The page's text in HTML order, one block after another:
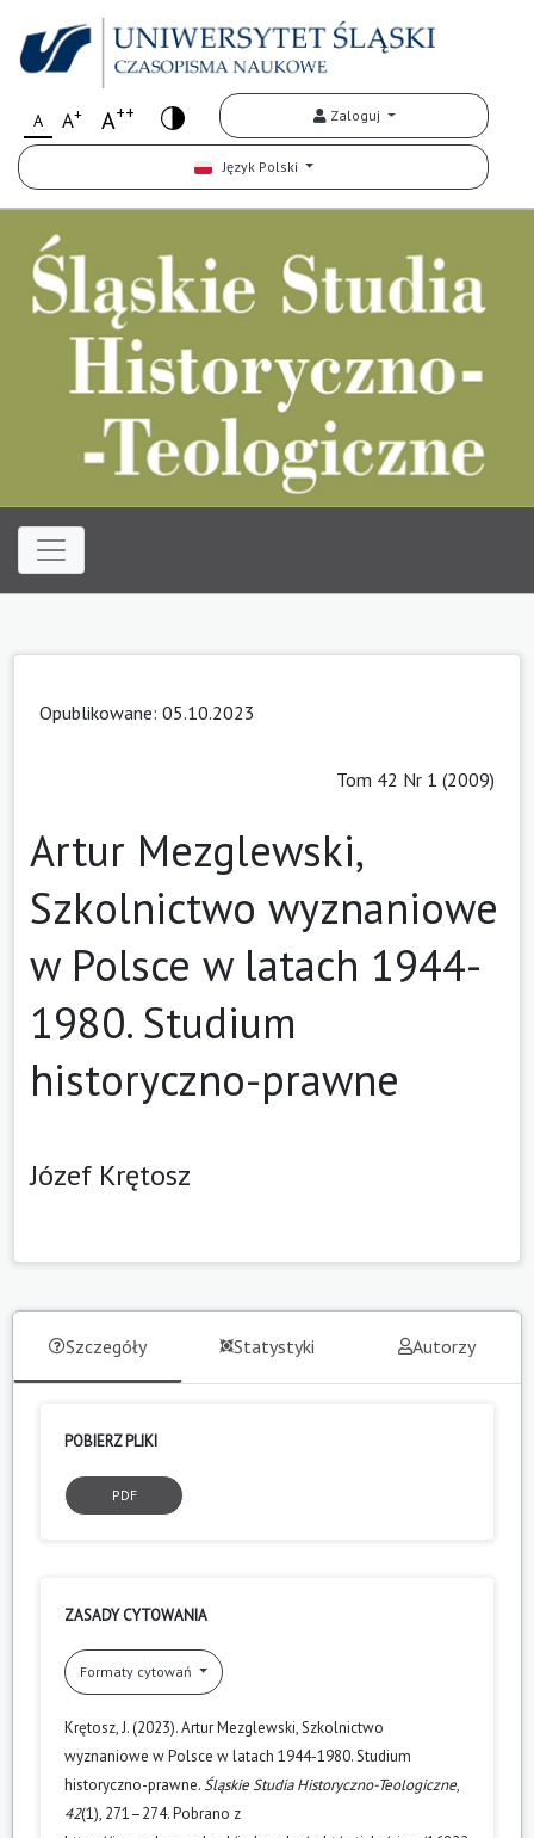
A A+ A++ Zaloguj
Język Polski
Opublikowane: 05.10.2023
Tom 42 Nr 1 (2009)
Artur Mezglewski,
Szkolnictwo wyznaniowe
w Polsce w latach 1944-
1980. Studium
historyczno-prawne
Józef Krętosz
Szczegóły Statystyki Autorzy
POBIERZ PLIKI
PDF
ZASADY CYTOWANIA
Formaty cytowań
Krętosz, J. (2023). Artur Mezglewski, Szkolnictwo
wyznaniowe w Polsce w latach 1944-1980. Studium
historyczno-prawne.Śląskie Studia Historyczno-Teologiczne,
42(1), 271–274. Pobrano z